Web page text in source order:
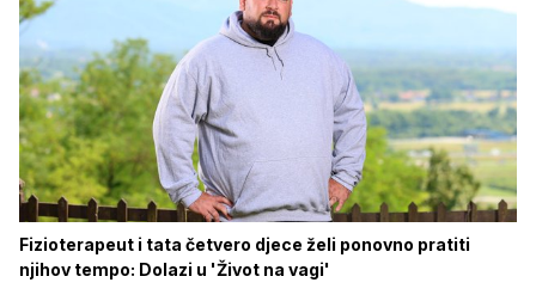
Fizioterapeut i tata četvero djece želi ponovno pratiti
njihov tempo: Dolazi u 'Život na vagi'